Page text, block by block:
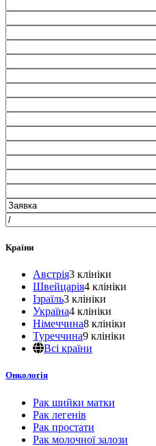
Країни
Австрія3 клініки
Швейцарія4 клініки
Ізраїль3 клініки
Україна4 клініки
Німеччина8 клініки
Туреччина9 клініки
Всі країни
Онкологія
Рак шийки матки
Рак легенів
Рак простати
Рак молочної залози